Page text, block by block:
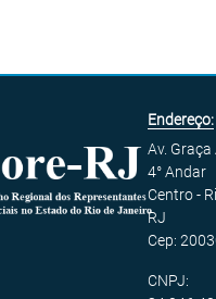
Endereço:
Av.
4° Andar
Centro -
RJ
Cep:
CNPJ: